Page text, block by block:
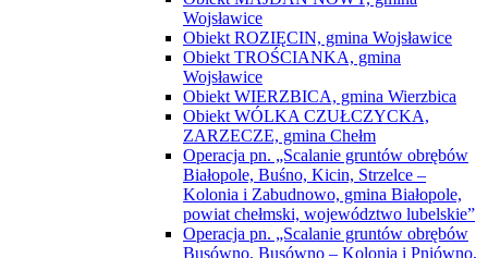
Wojsławice
Obiekt ROZIĘCIN, gmina Wojsławice
Obiekt TROŚCIANKA, gmina
Wojsławice
Obiekt WIERZBICA, gmina Wierzbica
Obiekt WÓLKA CZUŁCZYCKA,
ZARZECZE, gmina Chełm
Operacja pn. „Scalanie gruntów obrębów
Białopole, Buśno, Kicin, Strzelce –
Kolonia i Zabudnowo, gmina Białopole,
powiat chełmski, województwo lubelskie”
Operacja pn. „Scalanie gruntów obrębów
Busówno, Busówno – Kolonia i Pniówno,